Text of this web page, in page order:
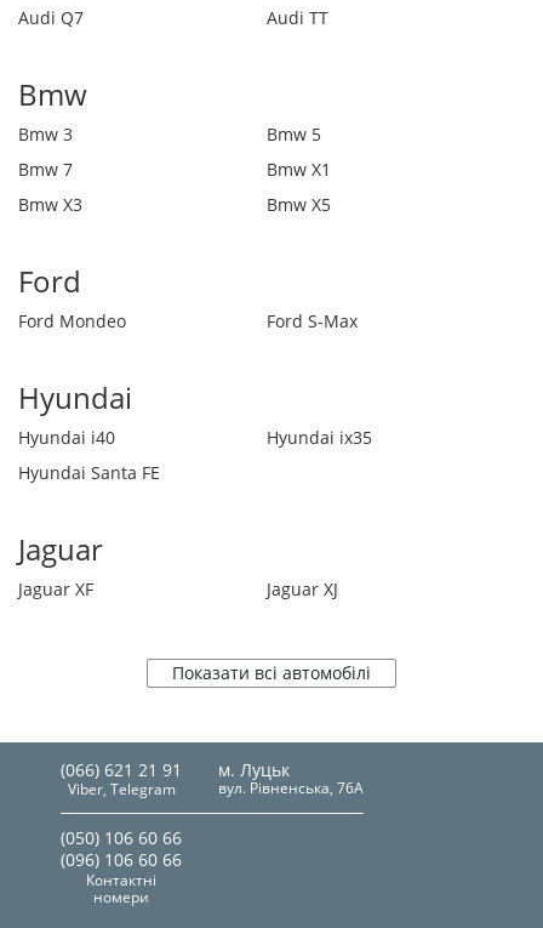
Audi Q7
Audi TT
Bmw
Bmw 3
Bmw 5
Bmw 7
Bmw X1
Bmw X3
Bmw X5
Ford
Ford Mondeo Ford S-Max
Hyundai
Hyundai i40
Hyundai ix35
Hyundai Santa FE
Jaguar
Jaguar XF Jaguar XJ
Показати всі автомобілі
(066) 621 21 91
Viber, Telegram
м. Луцьк
вул. Рівненська, 76А
(050) 106 60 66
(096) 106 60 66
Контактні
номери